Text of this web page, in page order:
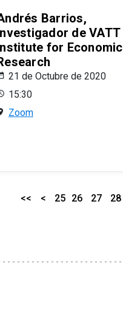
Barrios,
de VATT
for Economic
21 de Octubre de 2020
15:30
Zoom
<< < 25 26 27 28